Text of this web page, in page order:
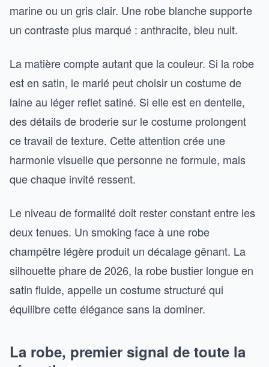
marine ou un gris clair. Une robe blanche supporte
un contraste plus marqué : anthracite, bleu nuit.
La matière compte autant que la couleur. Si la robe
est en satin, le marié peut choisir un costume de
laine au léger reflet satiné. Si elle est en dentelle,
des détails de broderie sur le costume prolongent
ce travail de texture. Cette attention crée une
harmonie visuelle que personne ne formule, mais
que chaque invité ressent.
Le niveau de formalité doit rester constant entre les
deux tenues. Un smoking face à une robe
champêtre légère produit un décalage gênant. La
silhouette phare de 2026, la robe bustier longue en
satin fluide, appelle un costume structuré qui
équilibre cette élégance sans la dominer.
La robe, premier signal de toute la